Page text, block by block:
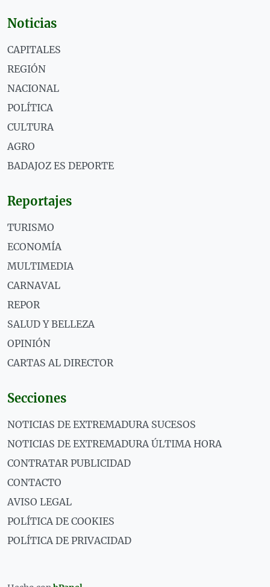
Noticias
CAPITALES
REGIÓN
NACIONAL
POLÍTICA
CULTURA
AGRO
BADAJOZ ES DEPORTE
Reportajes
TURISMO
ECONOMÍA
MULTIMEDIA
CARNAVAL
REPOR
SALUD Y BELLEZA
OPINIÓN
CARTAS AL DIRECTOR
Secciones
NOTICIAS DE EXTREMADURA SUCESOS
NOTICIAS DE EXTREMADURA ÚLTIMA HORA
CONTRATAR PUBLICIDAD
CONTACTO
AVISO LEGAL
POLÍTICA DE COOKIES
POLÍTICA DE PRIVACIDAD